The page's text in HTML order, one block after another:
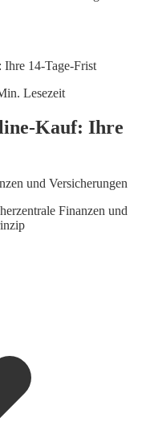
14-Tage-Frist
Lesezeit
Kauf: Ihre
und Versicherungen
Finanzen und